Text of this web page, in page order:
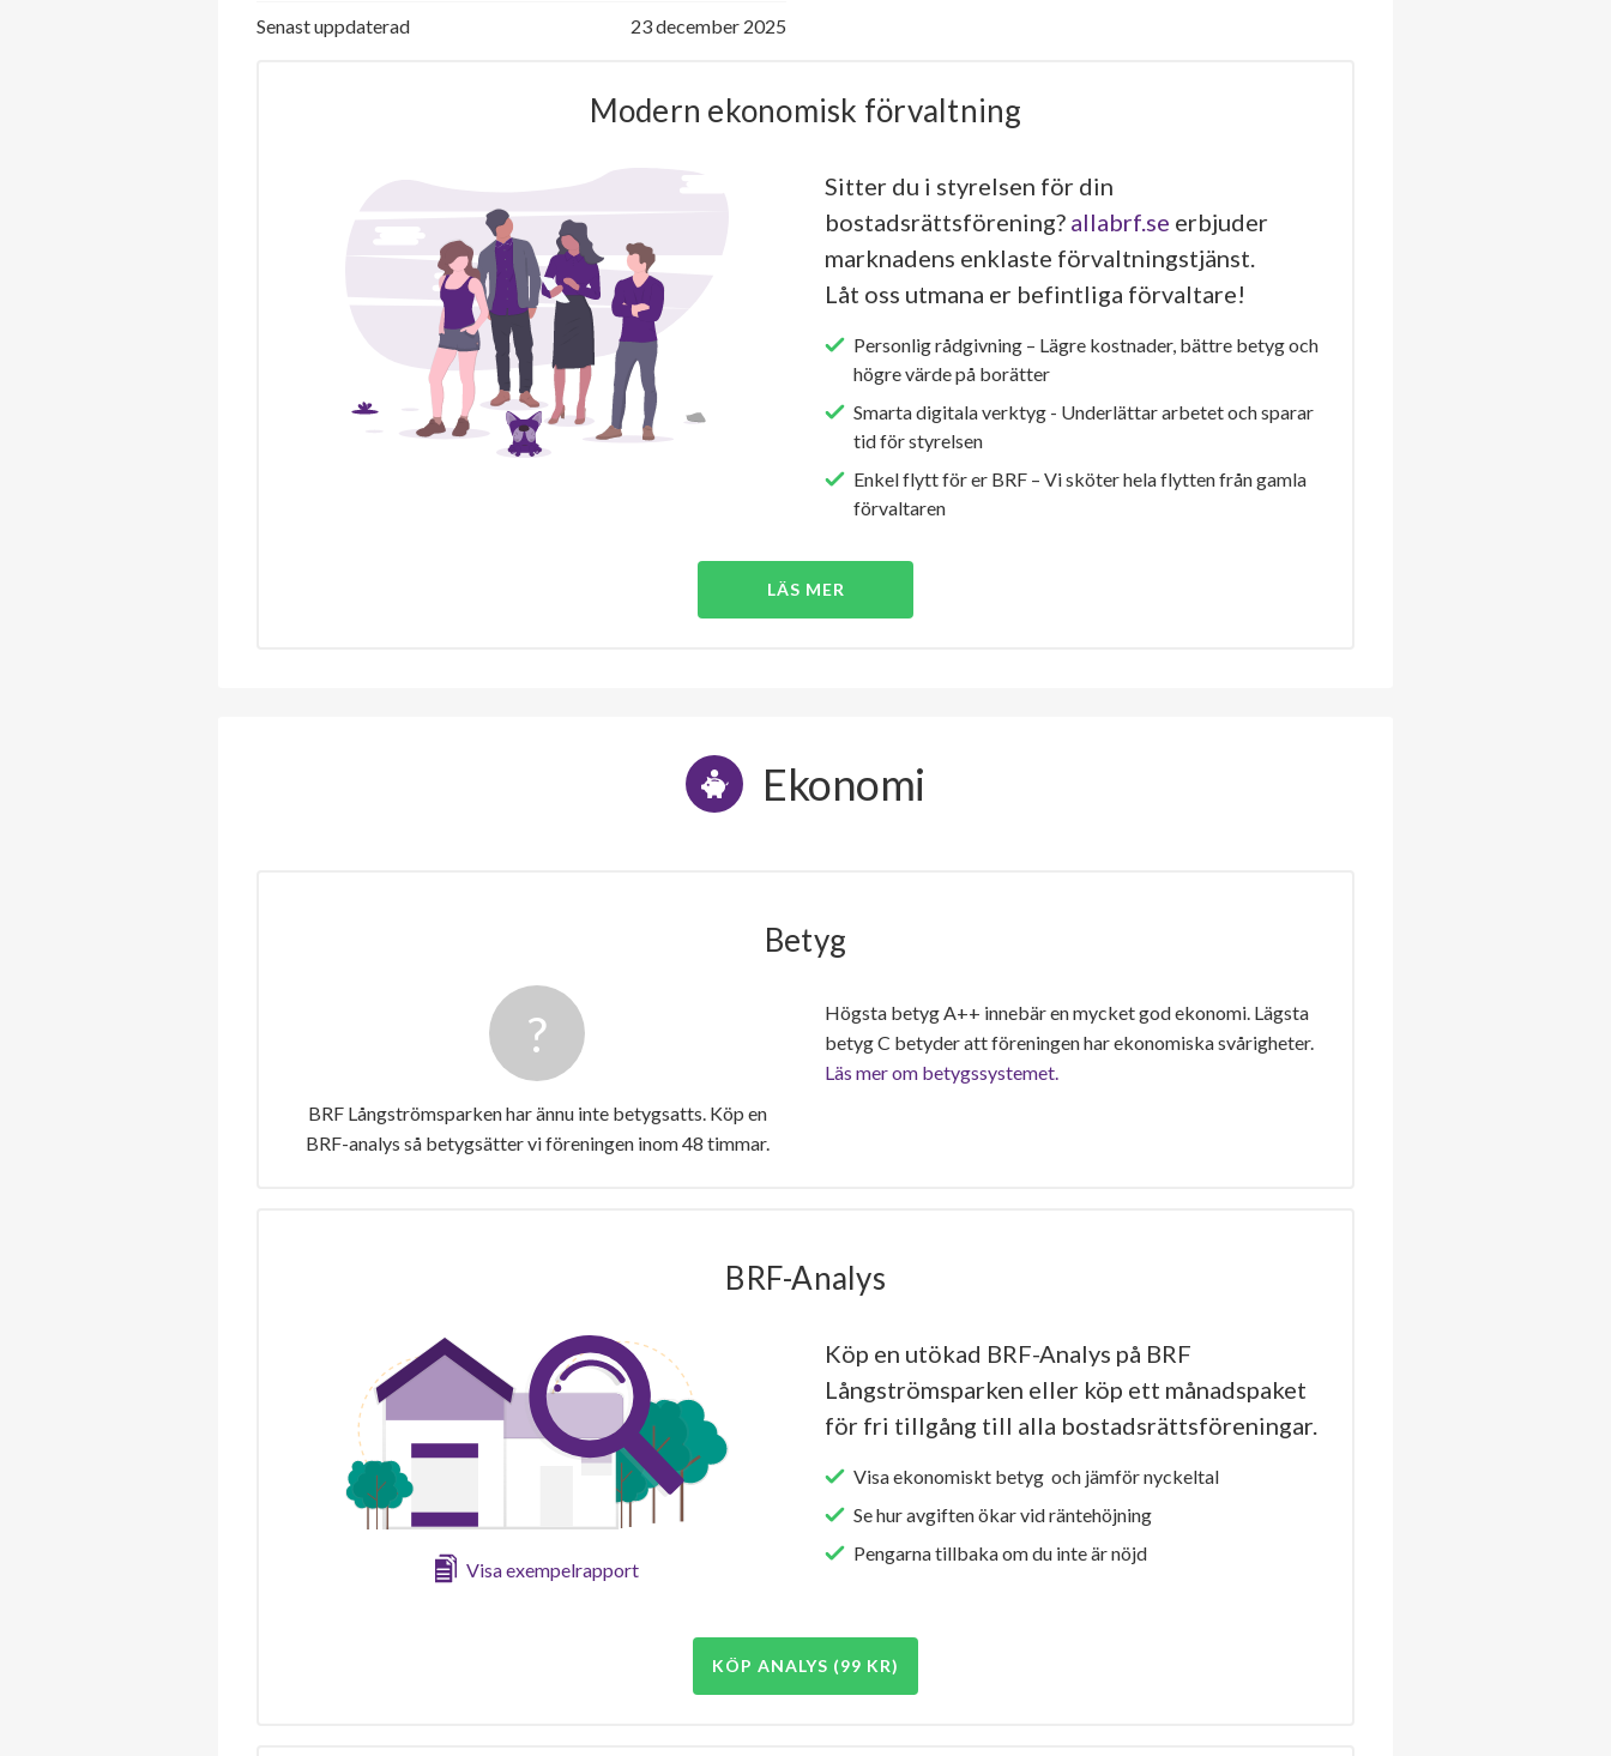
Senast uppdaterad 23 december 2025
Modern ekonomisk förvaltning
Sitter du i styrelsen för din
bostadsrättsförening? allabrf.se erbjuder
marknadens enklaste förvaltningstjänst.
Låt oss utmana er befintliga förvaltare!
Personlig rådgivning – Lägre kostnader, bättre betyg och
högre värde på borätter
Smarta digitala verktyg - Underlättar arbetet och sparar
tid för styrelsen
Enkel flytt för er BRF – Vi sköter hela flytten från gamla
förvaltaren
LÄS MER
Ekonomi
Betyg
BRF Långströmsparken har ännu inte betygsatts. Köp en
BRF-analys så betygsätter vi föreningen inom 48 timmar.
Högsta betyg A++ innebär en mycket god ekonomi. Lägsta
betyg C betyder att föreningen har ekonomiska svårigheter.
Läs mer om betygssystemet.
BRF-Analys
Visa exempelrapport
Köp en utökad BRF-Analys på BRF
Långströmsparken eller köp ett månadspaket
för fri tillgång till alla bostadsrättsföreningar.
Visa ekonomiskt betyg och jämför nyckeltal
Se hur avgiften ökar vid räntehöjning
Pengarna tillbaka om du inte är nöjd
KÖP ANALYS (99 KR)